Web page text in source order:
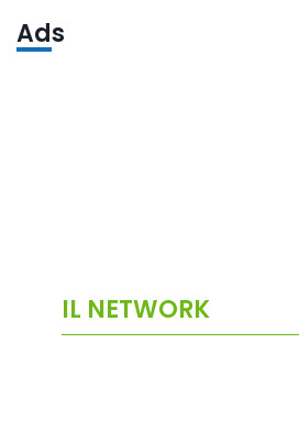
Ads
IL NETWORK